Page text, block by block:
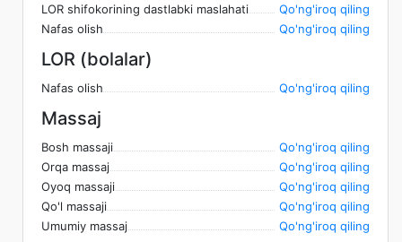
LOR shifokorining dastlabki maslahati
Qo'ng'iroq qiling
Nafas olish
Qo'ng'iroq qiling
LOR (bolalar)
Nafas olish Qo'ng'iroq qiling
Massaj
Bosh massaji
Qo'ng'iroq qiling
Orqa massaj
Qo'ng'iroq qiling
Oyoq massaji
Qo'ng'iroq qiling
Qo'l massaji
Qo'ng'iroq qiling
Umumiy massaj
Qo'ng'iroq qiling